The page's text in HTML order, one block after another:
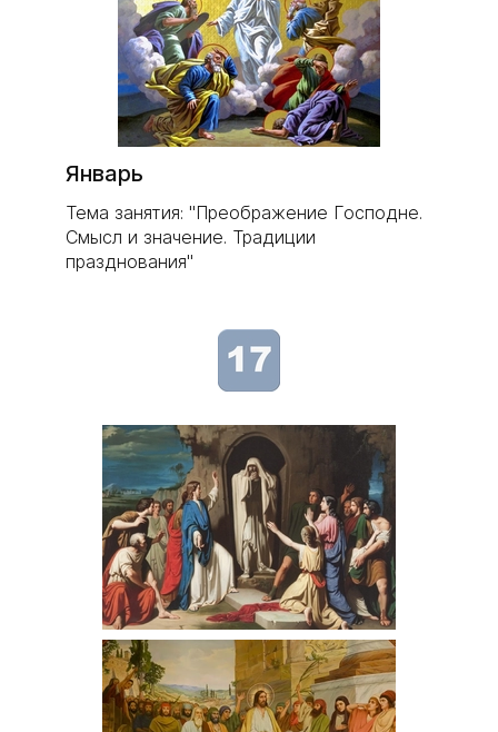
Январь
Тема занятия: "Преображение Господне.
Смысл и значение. Традиции
празднования"